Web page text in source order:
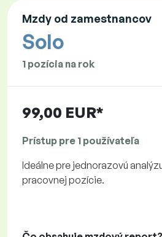
Mzdy od zamestnancov
Solo
1 pozícia na rok
99,00 EUR*
Prístup pre 1 používateľa
Ideálne pre jednorazovú
pracovnej pozície.